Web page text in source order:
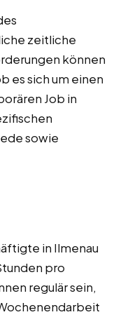
zeitliche
können
es sich um einen
Job in
sowie
in Ilmenau
pro
regulär sein,